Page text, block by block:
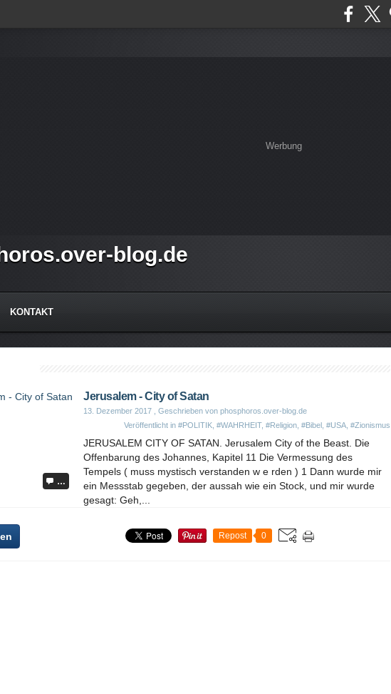
Werbung
blog.de
KONTAKT
…
Jerusalem - City of Satan
13. Dezember 2017 , Geschrieben von phosphoros.over-blog.de
Veröffentlicht in #POLITIK #WAHRHEIT, #Religion #Bibel #USA #Zionismus
JERUSALEM CITY OF SATAN. Jerusalem City of the Beast. Die
Offenbarung des Johannes, Kapitel 11 Die Vermessung des
Tempels ( muss mystisch verstanden w e rden ) 1 Dann wurde mir
ein Messstab gegeben, der aussah wie ein Stock, und mir wurde
gesagt: Geh,...
Repost 0